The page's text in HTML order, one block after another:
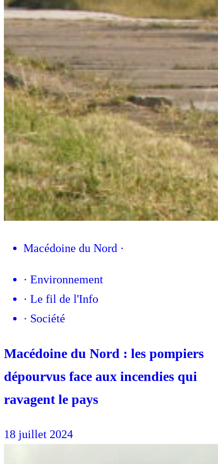
Macédoine du Nord ·
· Environnement
· Le fil de l'Info
· Société
Macédoine du Nord : les pompiers
dépourvus face aux incendies qui
ravagent le pays
18 juillet 2024